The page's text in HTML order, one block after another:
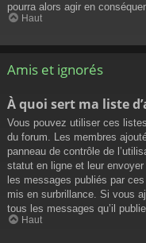
pourra alors agir en
Haut
Amis et ignorés
À quoi sert ma liste
Vous pouvez utiliser ces
du forum. Les membres
panneau de contrôle de
statut en ligne et leur
les messages publiés par
mis en surbrillance. Si vous
tous les messages qu’il
Haut